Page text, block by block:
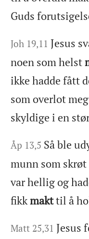
Guds
Joh 19,11 Jesus
noen som helst
ikke hadde fått
som overlot
skyldige i en
Åp 13,5 Så ble
munn som
var hellig og
fikkmakttil å
Matt 25,31 Jesus